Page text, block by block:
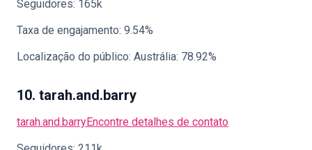
Seguidores: 165k
Taxa de engajamento: 9.54%
Localização do público: Austrália: 78.92%
10. tarah.and.barry
tarah.and.barryEncontre detalhes de contato